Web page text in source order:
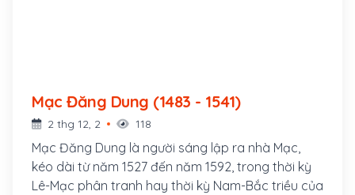
Mạc Đăng Dung (1483 - 1541)
2 thg 12, 2 118
Mạc Đăng Dung là người sáng lập ra nhà Mạc,
kéo dài từ năm 1527 đến năm 1592, trong thời kỳ
Lê-Mạc phân tranh hay thời kỳ Nam-Bắc triều của